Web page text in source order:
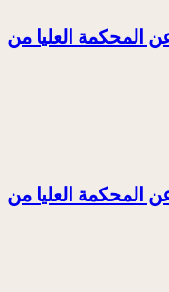
المحكمة العليا من
المحكمة العليا من